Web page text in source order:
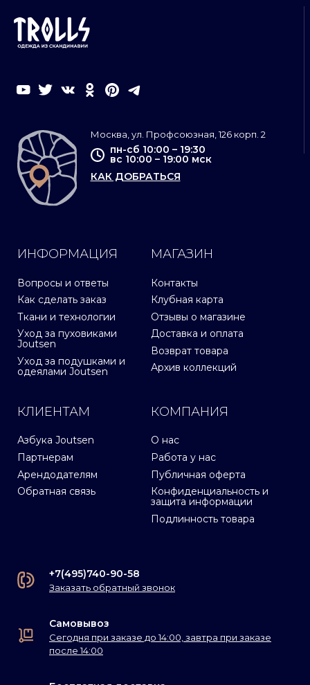
ИНФОРМАЦИЯ
Вопросы и ответы
Как сделать заказ
Ткани и технологии
Уход за пуховиками
Joutsen
Уход за подушками и
одеялами Joutsen
МАГАЗИН
Контакты
Клубная карта
Отзывы о магазине
Доставка и оплата
Возврат товара
Архив коллекций
КЛИЕНТАМ
Азбука Joutsen
Партнерам
Арендодателям
Обратная связь
КОМПАНИЯ
О нас
Работа у нас
Публичная оферта
Конфиденциальность и
защита информации
Подлинность товара
Москва, ул. Профсоюзная, 126 корп. 2
пн-сб 10:00 – 19:30
вс 10:00 – 19:00 мск
КАК ДОБРАТЬСЯ
+7(495)740-90-58
Заказать обратный звонок
Самовывоз
Сегодня при заказе до 14:00, завтра при заказе
после 14:00